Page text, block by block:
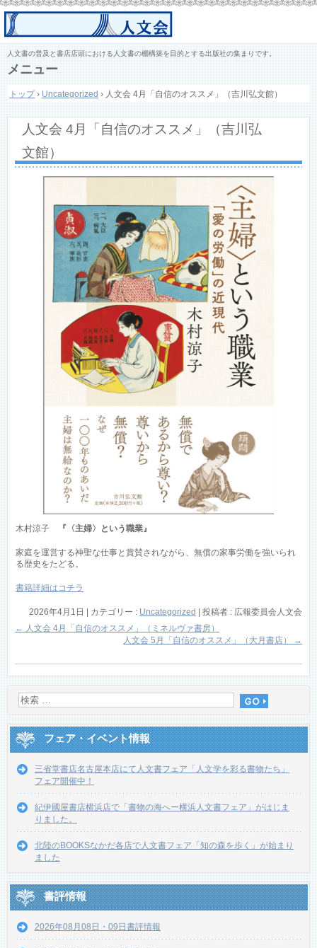
人文書の普及と書店店頭における人文書の棚構築を目的とする出版社の集まりです。
メニュー
ン
ン
キ
トップ › Uncategorized › 人文会 4月「自信のオススメ」（吉川弘文館）
人文会 4月「自信のオススメ」（吉川弘
文館）
木村涼子 『〈主婦〉という職業』
家庭を運営する神聖な仕事と賞賛されながら、無償の家事労働を強いられ
る歴史をたどる。
書籍詳細はコチラ
2026年4月1日 カテゴリー : Uncategorized
投稿者 : 広報委員会人文会
← 人文会 4月「自信のオススメ」（ミネルヴァ書房）
人文会 5月「自信のオススメ」（大月書店）
→
フェア・イベント情報
三省堂書店名古屋本店にて人文書フェア「人文学を彩る書物たち」
フェア開催中！
紀伊國屋書店横浜店で「書物の海へー横浜人文書フェア」がはじま
りました。
北陸のBOOKSなかだ各店で人文書フェア「知の森を歩く」が始まり
ました
書評情報
2026年08月08日・09日書評情報